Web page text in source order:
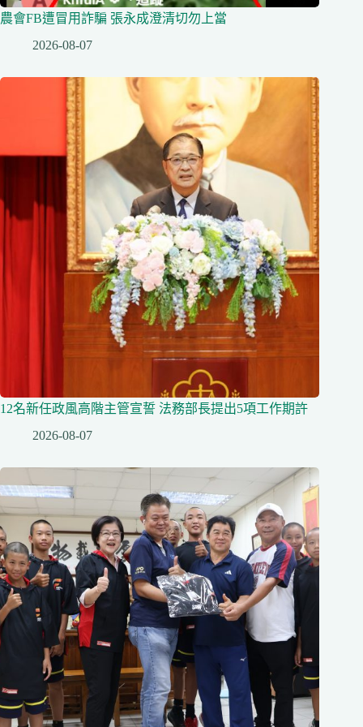
農會FB遭冒用詐騙 張永成澄清切勿上當
2026-08-07
12名新任政風高階主管宣誓 法務部長提出5項工作期許
2026-08-07